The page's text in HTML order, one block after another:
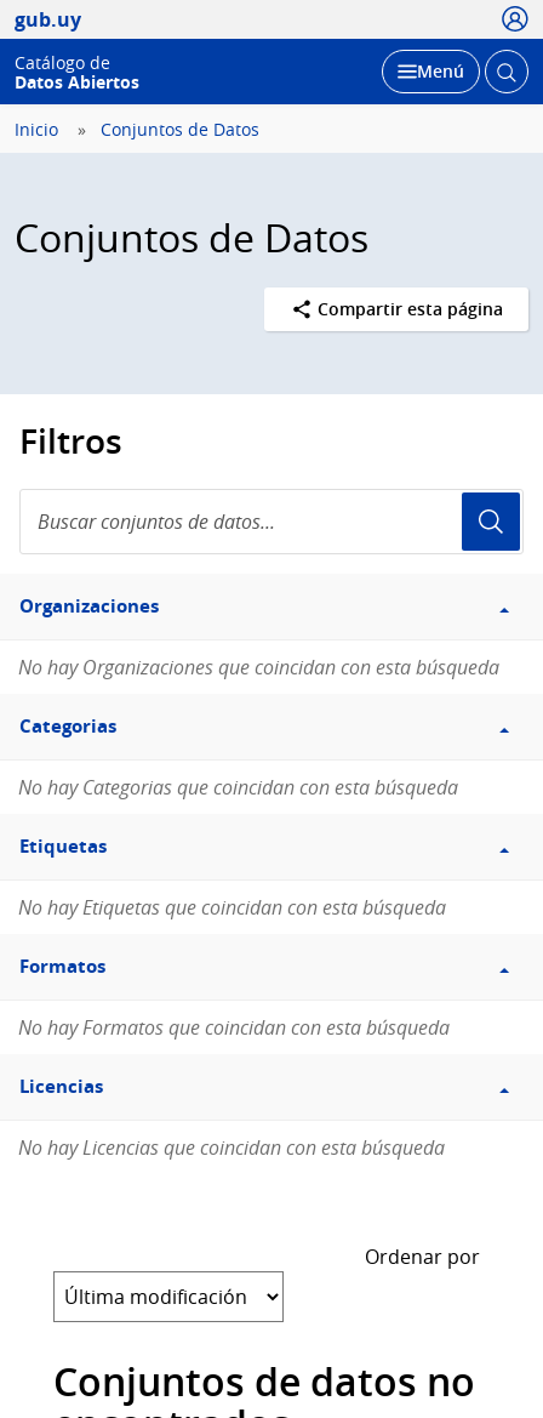
gub.uy
Catálogo de
Datos Abiertos
Desplegar
Menú Abrir
Inicio Conjuntos de Datos
Conjuntos de Datos
Compartir esta página
Filtros
conjuntos
de
Filtro
Organizaciones
Organizaciones
No hay Organizaciones que coincidan con esta búsqueda
Filtro
Categorias
Categorias
No hay Categorias que coincidan con esta búsqueda
Filtro
Etiquetas
Etiquetas
No hay Etiquetas que coincidan con esta búsqueda
Filtro
Formatos
Formatos
No hay Formatos que coincidan con esta búsqueda
Filtro
Licencias
Licencias
No hay Licencias que coincidan con esta búsqueda
Ordenar por
Conjuntos de datos no